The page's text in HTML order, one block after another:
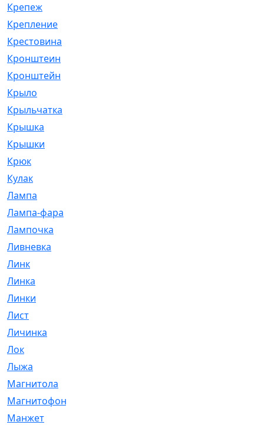
Крепеж
Крепление
Крестовина
Кронштеин
Кронштейн
Крыло
Крыльчатка
Крышка
Крышки
Крюк
Кулак
Лампа
Лампа-фара
Лампочка
Ливневка
Линк
Линка
Линки
Лист
Личинка
Лок
Лыжа
Магнитола
Магнитофон
Манжет